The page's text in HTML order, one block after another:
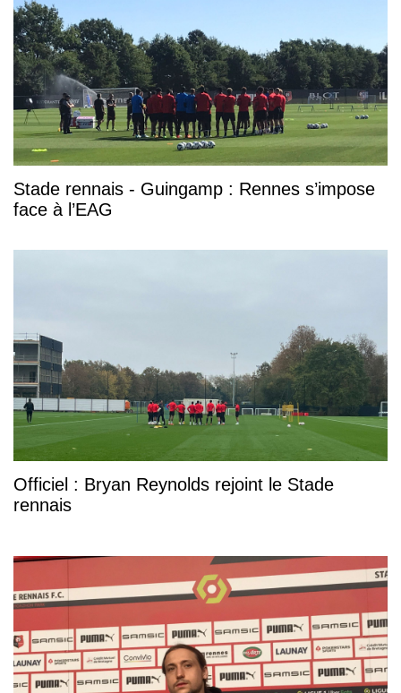
Stade rennais - Guingamp : Rennes s’impose
face à l’EAG
Officiel : Bryan Reynolds rejoint le Stade
rennais